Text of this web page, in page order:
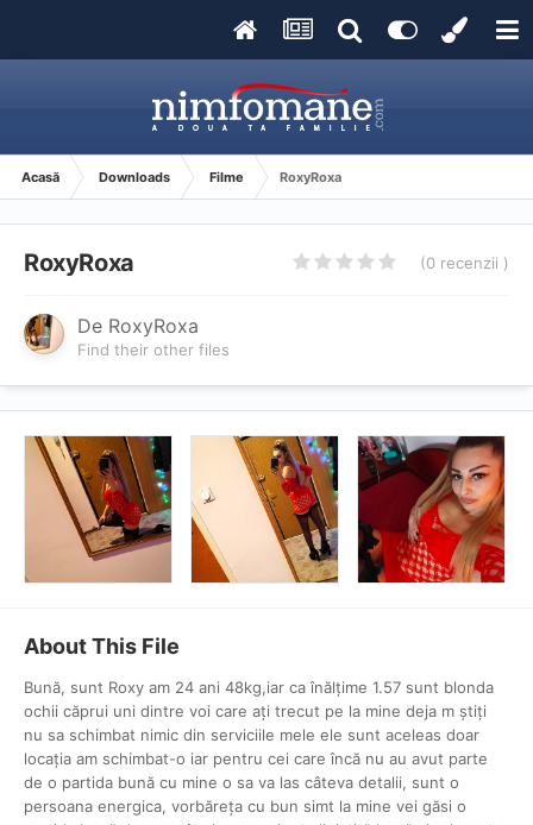
Acasă Downloads Filme RoxyRoxa
RoxyRoxa (0 recenzii )
De RoxyRoxa
Find their other files
About This File
Bună, sunt Roxy am 24 ani 48kg,iar ca înălțime 1.57 sunt blonda
ochii căprui uni dintre voi care ați trecut pe la mine deja m știți
nu sa schimbat nimic din serviciile mele ele sunt aceleas doar
locația am schimbat-o iar pentru cei care încă nu au avut parte
de o partida bună cu mine o sa va las câteva detalii, sunt o
persoana energica, vorbăreța cu bun simt la mine vei găsi o